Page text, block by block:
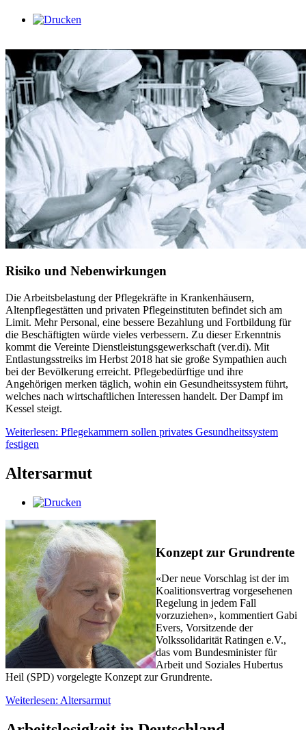
Risiko und Nebenwirkungen
Die Arbeitsbelastung der Pflegekräfte in Krankenhäusern,
Altenpflegestätten und privaten Pflegeinstituten befindet sich am
Limit. Mehr Personal, eine bessere Bezahlung und Fortbildung für
die Beschäftigten würde vieles verbessern. Zu dieser Erkenntnis
kommt die Vereinte Dienstleistungsgewerkschaft (ver.di). Mit
Entlastungsstreiks im Herbst 2018 hat sie große Sympathien auch
bei der Bevölkerung erreicht. Pflegebedürftige und ihre
Angehörigen merken täglich, wohin ein Gesundheitssystem führt,
welches nach wirtschaftlichen Interessen handelt. Der Dampf im
Kessel steigt.
Weiterlesen: Pflegekammern sollen privates Gesundheitssystem
festigen
Altersarmut
Konzept zur Grundrente
«Der neue Vorschlag ist der im
Koalitionsvertrag vorgesehenen
Regelung in jedem Fall
vorzuziehen», kommentiert Gabi
Evers, Vorsitzende der
Volkssolidarität Ratingen e.V.,
das vom Bundesminister für
Arbeit und Soziales Hubertus
Heil (SPD) vorgelegte Konzept zur Grundrente.
Weiterlesen: Altersarmut